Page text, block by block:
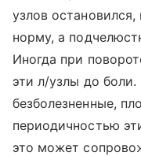
узлов
норму, а
Иногда при
эти л/узлы до
безболезненные,
периодичностью
это может